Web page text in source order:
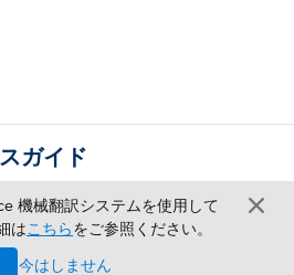
ガイド
機械翻訳システムを使用して
はこちらをご参照ください。
今はしません